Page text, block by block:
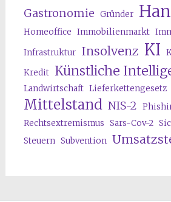
Gastronomie Gründer
Homeoffice Immobilienmarkt
Infrastruktur Insolvenz KI
Kredit Künstliche
Landwirtschaft Lieferkettengesetz
Mittelstand NIS-2
Rechtsextremismus Sars-Cov-2
Steuern Subvention